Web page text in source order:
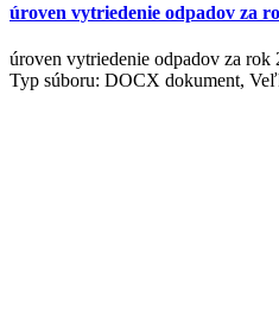
úroven vytriedenie odpadov za
úroven vytriedenie odpadov za rok
Typ súboru: DOCX dokument,